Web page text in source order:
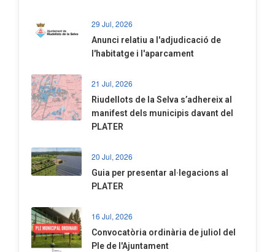
29 Jul, 2026
Anunci relatiu a l'adjudicació de
l'habitatge i l'aparcament
21 Jul, 2026
Riudellots de la Selva s’adhereix al
manifest dels municipis davant del
PLATER
20 Jul, 2026
​Guia per presentar al·legacions al
PLATER
16 Jul, 2026
Convocatòria ordinària de juliol del
Ple de l'Ajuntament